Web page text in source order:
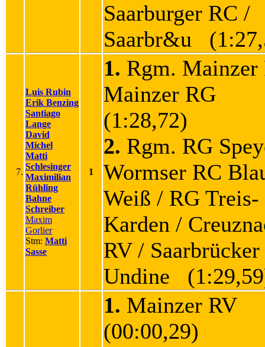
Saarburger RC /
Saarbr&u
7.
Luis Rubin
Erik Benzing
Santiago
Lange
David
Michel
Matti
Schlesinger
Maximilian
Rühling
Bahne
Schreiber
Maxim
Gorlier
Stm: Matti
Sasse
1
1. Rgm. Mainzer
Mainzer RG
(1:28,72)
2. Rgm. RG
Wormser RC
Weiß / RG Treis-
Karden /
RV /
Undine
1. Mainzer RV
(00:00,29)